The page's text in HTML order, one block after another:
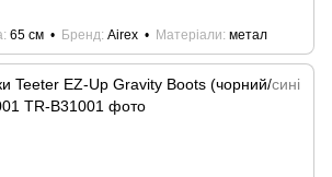
65 см Бренд Airex Матеріали метал